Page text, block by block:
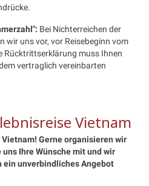
Bei Nichterreichen der
wir uns vor, vor Reisebeginn vom
Rücktrittserklärung muss Ihnen
vertraglich vereinbarten
Vietnam
Vietnam! Gerne organisieren wir
Ihre Wünsche mit und wir
unverbindliches Angebot